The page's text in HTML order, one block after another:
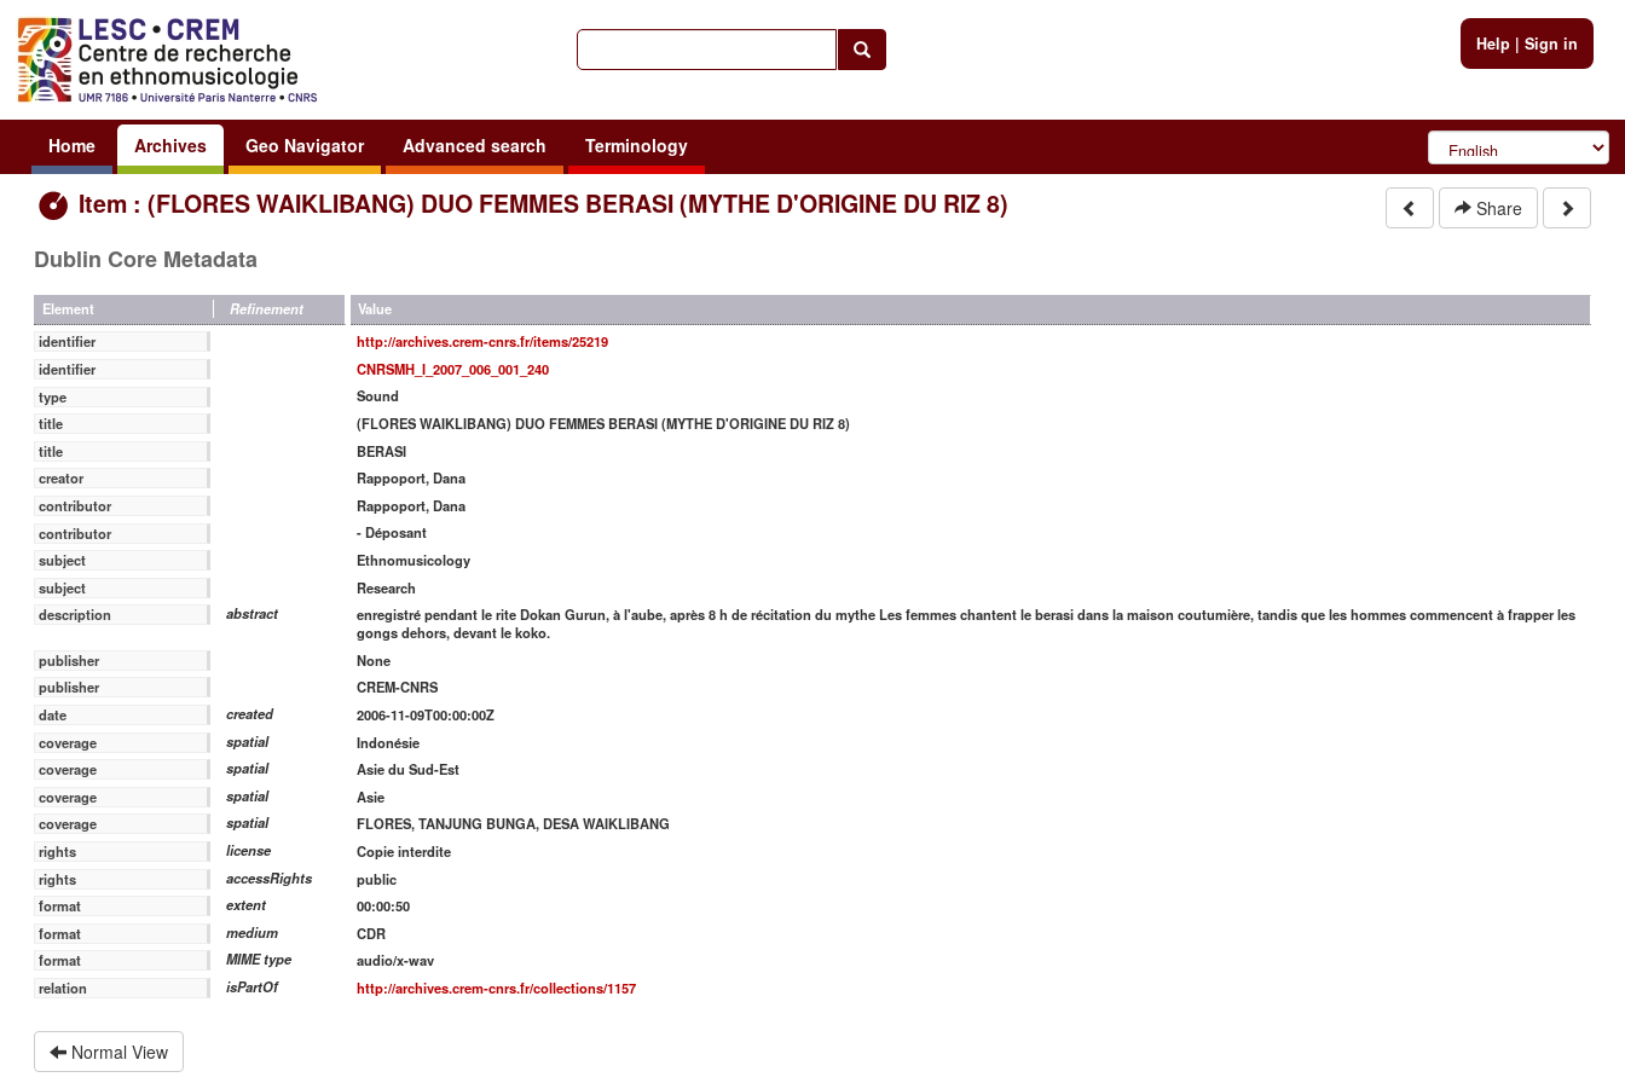
Help| Sign in
Home Archives Geo Navigator Advanced search Terminology
Item : (FLORES WAIKLIBANG) DUO FEMMES BERASI (MYTHE D'ORIGINE DU RIZ 8) Share
Dublin Core Metadata
Element Refinement
Value
identifier
http://archives.crem-cnrs.fr/items/25219
identifier
CNRSMH_I_2007_006_001_240
type
Sound
title
(FLORES WAIKLIBANG) DUO FEMMES BERASI (MYTHE D'ORIGINE DU RIZ 8)
title
BERASI
creator
Rappoport, Dana
contributor
Rappoport, Dana
contributor
- Déposant
subject
Ethnomusicology
subject
Research
description
abstract
enregistré pendant le rite Dokan Gurun, à l'aube, après 8 h de récitation du mythe Les femmes chantent le berasi dans la maison coutumière, tandis que les hommes commencent à frapper les
gongs dehors, devant le koko.
publisher
None
publisher
CREM-CNRS
date
created
2006-11-09T00:00:00Z
coverage
spatial
Indonésie
coverage
spatial
Asie du Sud-Est
coverage
spatial
Asie
coverage
spatial
FLORES, TANJUNG BUNGA, DESA WAIKLIBANG
rights
license
Copie interdite
rights
accessRights
public
format
extent
00:00:50
format
medium
CDR
format
MIME type
audio/x-wav
relation
isPartOf http://archives.crem-cnrs.fr/collections/1157
Normal View